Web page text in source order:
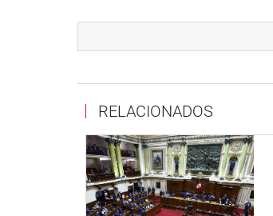
población, sobre todo,
trabajando por la
OFICINA DE COMUNICACIONES E
RELACIONADOS